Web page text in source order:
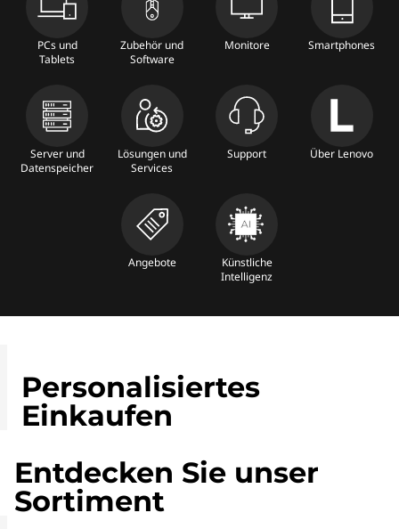
PCs und
Tablets
Zubehör und
Software
Monitore Smartphones
Server und
Datenspeicher
Lösungen und
Services
Support Über Lenovo
Angebote
Künstliche
Intelligenz
Personalisiertes
Einkaufen
Entdecken Sie unser
Sortiment